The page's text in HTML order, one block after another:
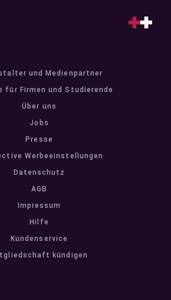
und Medienpartner
für Firmen und Studierende
Über uns
Jobs
Presse
Werbeeinstellungen
Datenschutz
AGB
Impressum
Hilfe
Kundenservice
kündigen